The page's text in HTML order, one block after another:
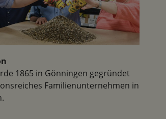
1865 in Gönningen gegründet
Familienunternehmen in